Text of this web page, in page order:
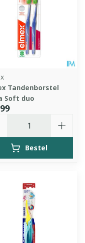
Tandenborstel
Soft duo
Bestel